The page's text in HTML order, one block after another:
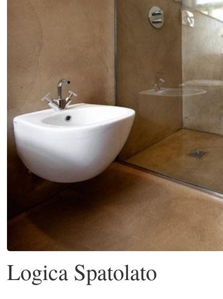
Logica Spatolato
Spatolato resinifero in
monocomponente
Logica spatolato resina è
pasta, senza solventi
monocomponente, a base di
sintetiche co-polimeriche